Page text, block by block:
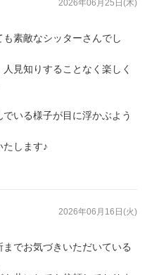
2026年06月25日(木)
素敵なシッターさんでし
見知りすることなく楽しく
いる様子が目に浮かぶよう
たします♪
2026年06月16日(火)
でお気づきいただいている